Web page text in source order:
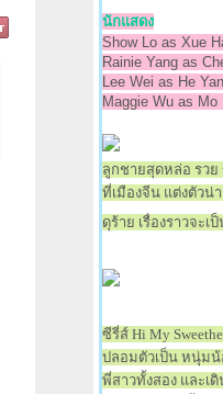
นักแสดง
Show Lo as Xue
Rainie Yang as
Lee Wei as He
Maggie Wu as
ลูกชายสุดหล่อ รว
ที่เมืองจีน แต่งตัวน่
ดุร้าย เรื่องราวจะ
ซีรี่ส์ Hi My
ปลอมตัวเป็น หนุ่มน้
พี่สาวทั้งสอง และเ